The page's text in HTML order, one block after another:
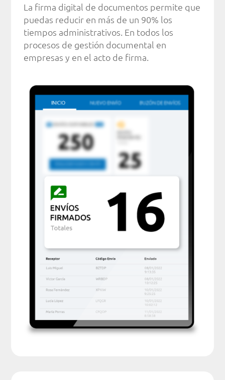
La firma digital de documentos permite que
puedas reducir en más de un 90% los
tiempos administrativos. En todos los
procesos de gestión documental en
empresas y en el acto de firma.